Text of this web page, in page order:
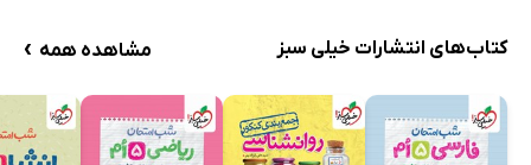
کتاب‌های انتشارات خیلی سبز مشاهده همه ›